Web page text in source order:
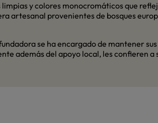
y colores monocromáticos que
artesanal provenientes de bosques
se ha encargado de mantener
además del apoyo local, les confieren a